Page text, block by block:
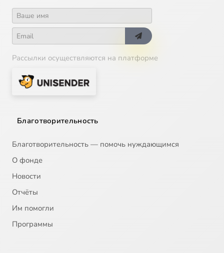
Рассылки осуществляются на платформе
Благотворительность
Благотворительность — помочь нуждающимся
О фонде
Новости
Отчёты
Им помогли
Программы